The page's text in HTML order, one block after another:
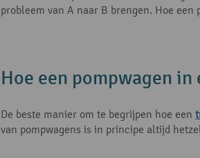
probleem van A naar B brengen. Hoe
Hoe een pompwagen in
De beste manier om te begrijpen hoe een
van pompwagens is in principe altijd